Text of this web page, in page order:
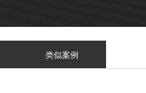
类似案例